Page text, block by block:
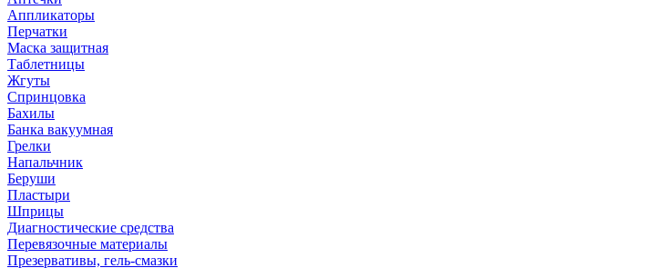
Аппликаторы
Перчатки
Маска защитная
Таблетницы
Жгуты
Спринцовка
Бахилы
Банка вакуумная
Грелки
Напальчник
Беруши
Пластыри
Шприцы
Диагностические средства
Перевязочные материалы
Презервативы, гель-смазки